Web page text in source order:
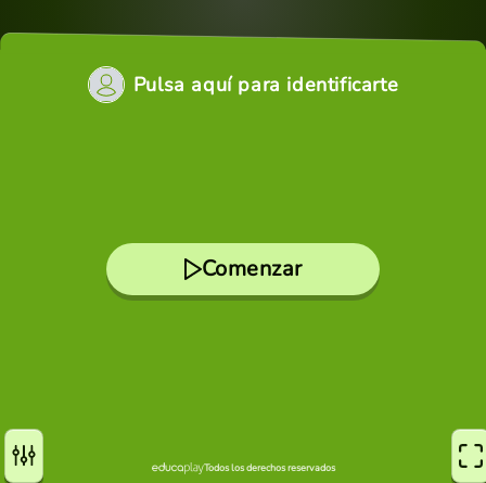
Pulsa aquí para identificarte
Comenzar
Todos los derechos reservados